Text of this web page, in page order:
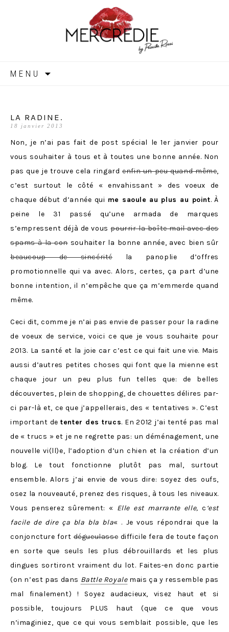
MERCREDIE
MENU
LA RADINE.
18 janvier 2013
Non, je n’ai pas fait de post spécial le 1er janvier pour
vous souhaiter à tous et à toutes une bonne année. Non
pas que je trouve cela ringardenfin un peu quand même,
c’est surtout le côté « envahissant » des voeux de
chaque début d’année qui me saoule au plus au point. À
peine le 31 passé qu’une armada de marques
s’empressent déjà de vouspourrir la boîte mail avec des
spams à la consouhaiter la bonne année, avec bien sûr
beaucoup de sincéritéla panoplie d’offres
promotionnelle qui va avec. Alors, certes, ça part d’une
bonne intention, il n’empêche que ça m’emmerde quand
même.
Ceci dit, comme je n’ai pas envie de passer pour la radine
de voeux de service, voici ce que je vous souhaite pour
2013. La santé et la joie car c’est ce qui fait une vie. Mais
aussi d’autres petites choses qui font que la mienne est
chaque jour un peu plus fun telles que: de belles
découvertes, plein de shopping, de chouettes délires par-
ci par-là et, ce que j’appellerais, des « tentatives ». C’est
important detenter des trucs. En 2012 j’ai tenté pas mal
de « trucs » et je ne regrette pas: un déménagement, une
nouvelle vi(ll)e, l’adoption d’un chien et la création d’un
blog. Le tout fonctionne plutôt pas mal, surtout
ensemble. Alors j’ai envie de vous dire: soyez des oufs,
osez la nouveauté, prenez des risques, à tous les niveaux.
Vous penserez sûrement: « Elle est marrante elle, c ‘est
facile de dire ça bla bla bla« . Je vous répondrai que la
conjoncture fortdégueulassedifficile fera de toute façon
en sorte que seuls les plus débrouillards et les plus
dingues sortiront vraiment du lot. Faites-en donc partie
(on n’est pas dans Battle Royalemais ça y ressemble pas
mal finalement) ! Soyez audacieux, visez haut et si
possible, toujours PLUS haut (que ce que vous
n’imaginiez, que ce qui vous semblait possible, que les